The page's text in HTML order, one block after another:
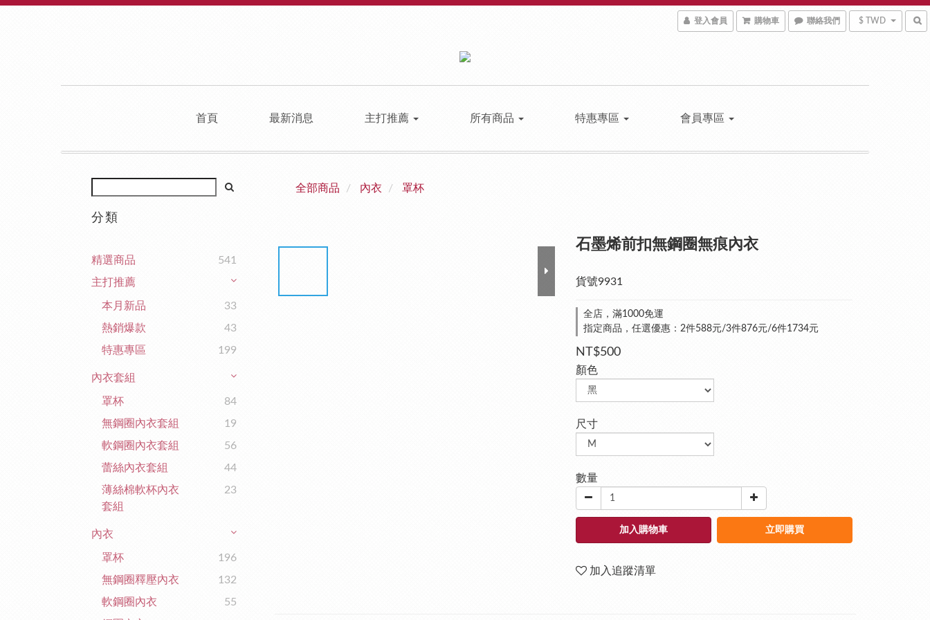
登入會員 購物車 聯絡我們 $ TWD
首頁 最新消息 主打推薦 所有商品 特惠專區 會員專區
分類
精選商品
541
主打推薦
本月新品
33
熱銷爆款
43
特惠專區
199
內衣套組
罩杯
84
無鋼圈內衣套組
19
軟鋼圈內衣套組
56
蕾絲內衣套組
44
薄絲棉軟杯內衣
套組
23
內衣
罩杯
196
無鋼圈釋壓內衣
132
軟鋼圈內衣
55
全部商品 內衣 罩杯
石墨烯前扣無鋼圈無痕內衣
貨號9931
全店，滿1000免運
指定商品，任選優惠：2件588元/3件876元/6件1734元
NT$500
顏色
尺寸
數量
加入購物車 立即購買
加入追蹤清單